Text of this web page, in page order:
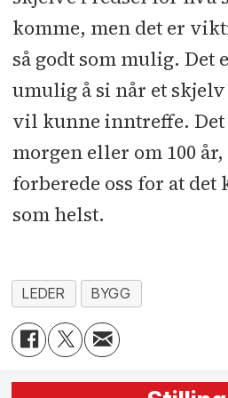
komme, men det er
så godt som mulig. Det
umulig å si når et
vil kunne inntreffe. Det
morgen eller om 100
forberede oss for at det
som helst.
LEDER BYGG